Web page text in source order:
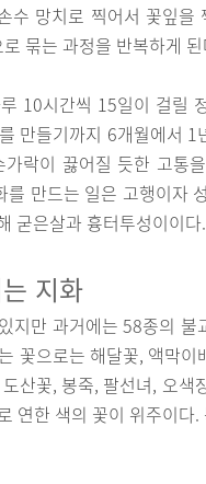
수 망치로 찍어서 꽃잎을
묶는 과정을 반복하게
10시간씩 15일이 걸릴
만들기까지 6개월에서
락이 끓어질 듯한 고통
를 만드는 일은 고행이자
굳은살과 흉터투성이이다.
지화
지만 과거에는 58종의
꽃으로는 해달꽃, 액막
산꽃, 봉죽, 팔선녀, 오
연한 색의 꽃이 위주이다